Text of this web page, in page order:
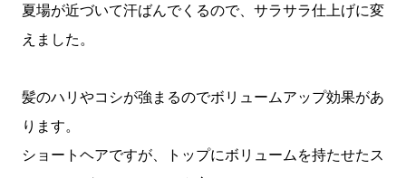
夏場が近づいて汗ばんでくるので、サラサラ仕上げに変
えました。
髪のハリやコシが強まるのでボリュームアップ効果があ
ります。
ショートヘアですが、トップにボリュームを持たせたス